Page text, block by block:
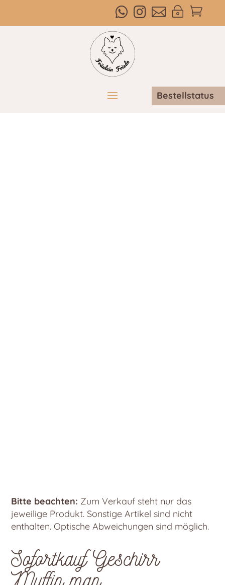

~



Bestellstatus
Bitte beachten: Zum Verkauf steht nur das
jeweilige Produkt. Sonstige Artikel sind nicht
enthalten. Optische Abweichungen sind möglich.
Sofortkauf Geschirr